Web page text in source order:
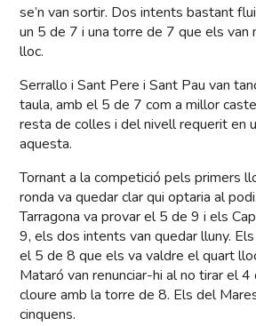
se’n van sortir. Dos intents bastant
un 5 de 7 i una torre de 7 que els van
lloc.
Serrallo i Sant Pere i Sant Pau van
taula, amb el 5 de 7 com a millor
resta de colles i del nivell requerit en
aquesta.
Tornant a la competició pels primers
ronda va quedar clar qui optaria al
Tarragona va provar el 5 de 9 i els
9, els dos intents van quedar lluny.
el 5 de 8 que els va valdre el quart
Mataró van renunciar-hi al no tirar el 4
cloure amb la torre de 8. Els del
cinquens.